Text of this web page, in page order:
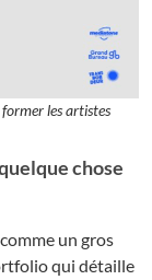
les artistes
chose
un gros
qui détaille